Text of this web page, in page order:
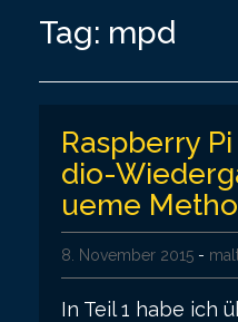
Tag: mpd
Raspberry
dio-
ueme
8. November 2015 -
In Teil 1 habe ich